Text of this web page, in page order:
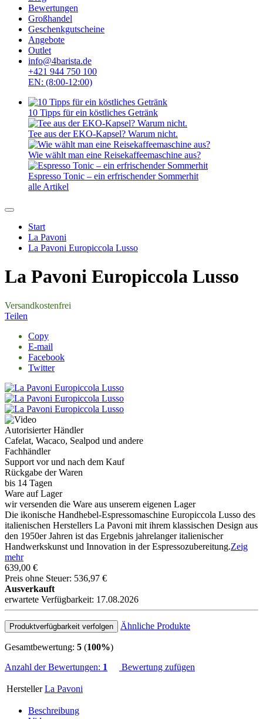
Bewertungen
Großhandel
Geschenkgutscheine
Angebote
Outlet
info@4barista.de
+421 944 750 100
EN: (8:00-12:00)
10 Tipps für ein köstliches Getränk
Tee aus der EKO-Kapsel? Warum nicht.
Wie wählt man eine Reisekaffeemaschine aus?
Espresso Tonic – ein erfrischender Sommerhit
alle Artikel
Start
La Pavoni
La Pavoni Europiccola Lusso
La Pavoni Europiccola Lusso
Versandkostenfrei
Teilen
Copy
E-mail
Facebook
Twitter
Autorisierter Händler
Cafelat, Wacaco, Sealpod und andere
Fachhändler
Support vor und nach dem Kauf
Rückgabe der Waren
bis 14 Tagen
Ware auf Lager
wir versenden die Ware aus unserem eigenen Lager
Die ikonische Handhebel-Espressomaschine Europiccola Lusso des
italienischen Herstellers La Pavoni mit ihrem klassischen Design aus
den 1950er Jahren ist das Ergebnis jahrelanger italienischer
Handwerkskunst und Innovation in der Espressozubereitung.Zeig
mehr
639,00 €
Preis ohne Steuer: 536,97 €
Ausverkauft
erwartete Verfügbarkeit: 17.08.2026
Produktverfügbarkeit verfolgen Ähnliche Produkte
Gesamtbewertung: 5 (100%)
Anzahl der Bewertungen: 1 Bewertung zufügen
Hersteller La Pavoni
Beschreibung